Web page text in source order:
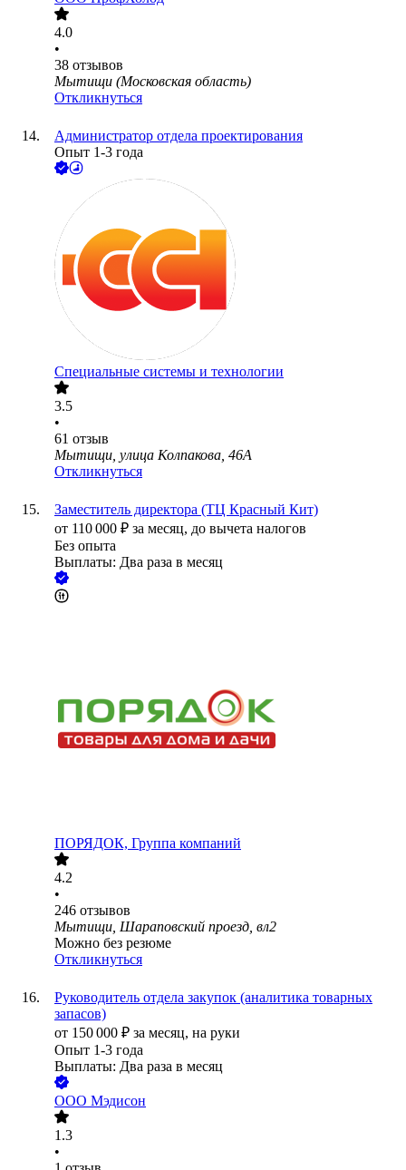
4.0
•
38 отзывов
Мытищи (Московская область)
Откликнуться
Администратор отдела проектирования
Опыт 1-3 года
Специальные системы и технологии
3.5
•
61 отзыв
Мытищи, улица Колпакова, 46А
Откликнуться
Заместитель директора (ТЦ Красный Кит)
от 110 000 ₽ за месяц, до вычета налогов
Без опыта
Выплаты: Два раза в месяц
ПОРЯДОК, Группа компаний
4.2
•
246 отзывов
Мытищи, Шараповский проезд, вл2
Можно без резюме
Откликнуться
Руководитель отдела закупок (аналитика товарных
запасов)
от 150 000 ₽ за месяц, на руки
Опыт 1-3 года
Выплаты: Два раза в месяц
ООО Мэдисон
1.3
•